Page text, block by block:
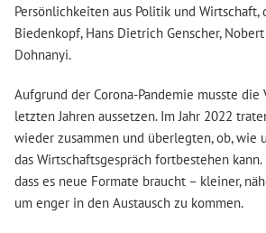
Persönlichkeiten aus Politik und Wirtschaft,
Biedenkopf, Hans Dietrich Genscher,
Dohnanyi.
Aufgrund der Corona-Pandemie musste
letzten Jahren aussetzen. Im Jahr 2022
wieder zusammen und überlegten, ob, wie
das Wirtschaftsgespräch fortbestehen kann.
dass es neue Formate braucht – kleiner,
um enger in den Austausch zu kommen.